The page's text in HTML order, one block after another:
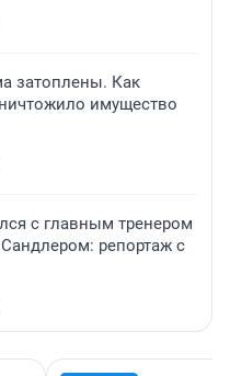
затоплены. Как
имущество
с главным тренером
репортаж с